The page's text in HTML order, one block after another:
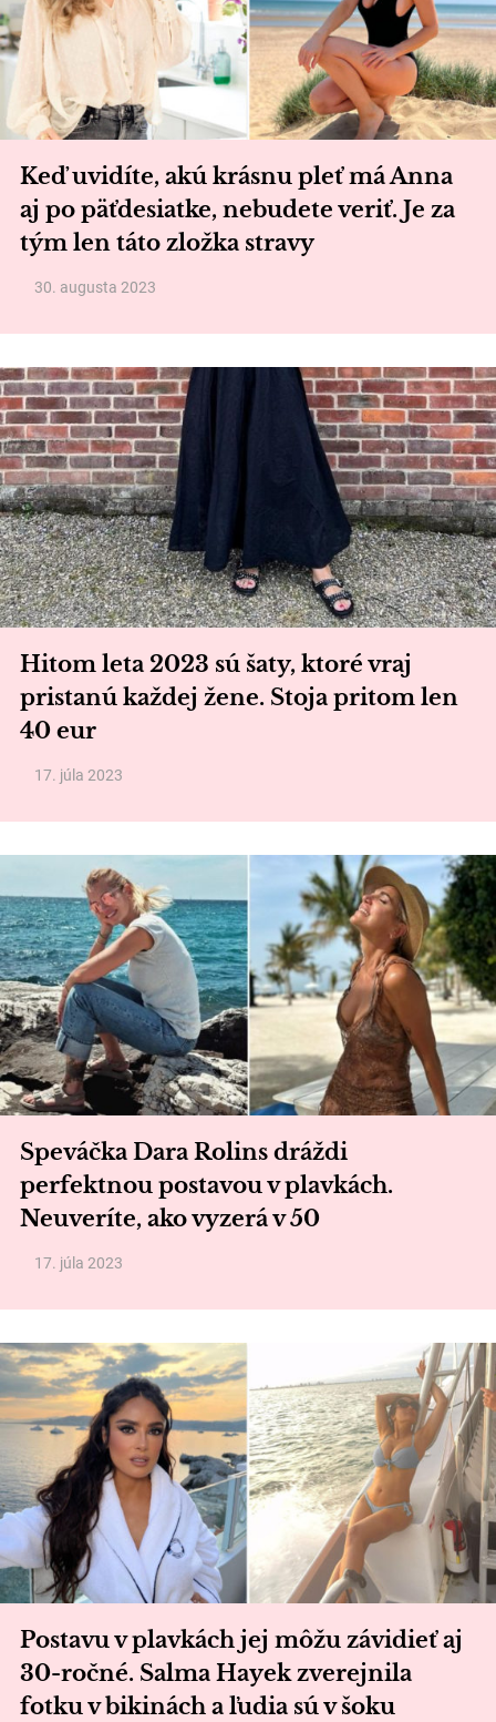
Keď uvidíte, akú krásnu pleť má Anna
aj po päťdesiatke, nebudete veriť. Je za
tým len táto zložka stravy
30. augusta 2023
Hitom leta 2023 sú šaty, ktoré vraj
pristanú každej žene. Stoja pritom len
40 eur
17. júla 2023
Speváčka Dara Rolins dráždi
perfektnou postavou v plavkách.
Neuveríte, ako vyzerá v 50
17. júla 2023
Postavu v plavkách jej môžu závidieť aj
30-ročné. Salma Hayek zverejnila
fotku v bikinách a ľudia sú v šoku